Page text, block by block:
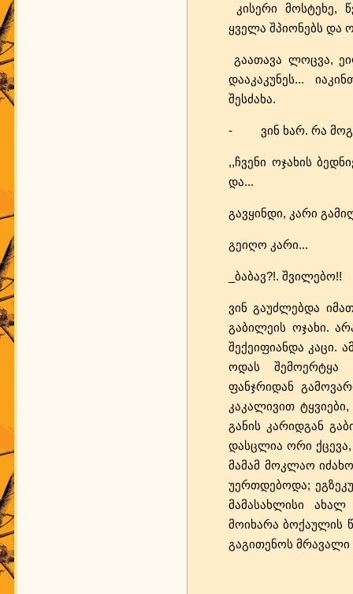
კისერი მოსტეხე,
ყველა შპიონებს და
გაათავა ლოცვა,
დააკაკუნეს...
შესძახა.
- ვინ ხარ. რა
,,ჩვენი ოჯახის
და...
გავყინდი, კარი
გეიღო კარი...
_ბაბავ?!. შვილებო!!
ვინ გაუძლებდა
გაბილეის ოჯახი.
შექეიფიანდა კაცი.
ოდას შემოერტყა
ფანჯრიდან
კაკალივით
განის კარიდგან
დასცლია ორი
მამამ მოკლაო
უერთდებოდა;
მამასახლისი
მოიხარა ბოქაულის
გაგითენოს